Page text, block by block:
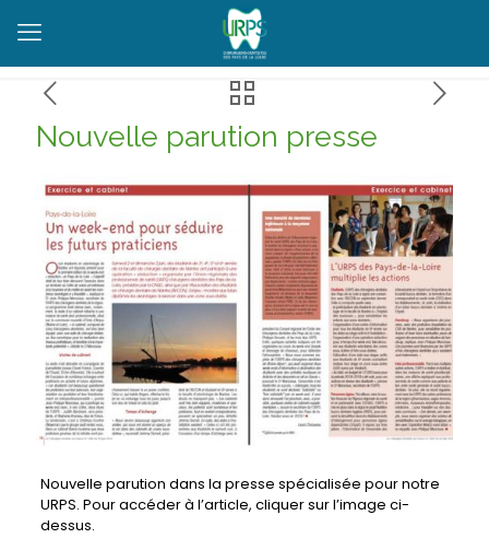
Nouvelle parution presse
Nouvelle parution dans la presse spécialisée pour notre
URPS. Pour accéder à l’article, cliquer sur l’image ci-
dessus.